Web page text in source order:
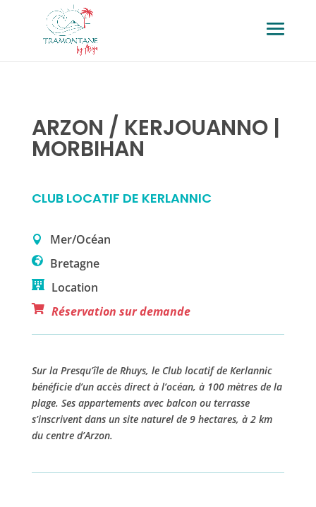
ARZON / KERJOUANNO |
MORBIHAN
CLUB LOCATIF DE KERLANNIC
Mer/Océan
Bretagne
Location
Réservation sur demande
Sur la Presqu’île de Rhuys, le Club locatif de Kerlannic
bénéficie d’un accès direct à l’océan, à 100 mètres de la
plage. Ses appartements avec balcon ou terrasse
s’inscrivent dans un site naturel de 9 hectares, à 2 km
du centre d’Arzon.